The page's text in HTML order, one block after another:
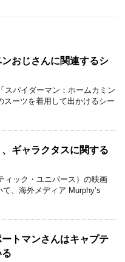
おじさんに関連するシ
スパイダーマン：ホームカミン
スーツを着用して出かけるシー
ギャラクタスに関する
ィック・ユニバース）の映画
、海外メディア Murphy’s
トマンさんはキャプテ